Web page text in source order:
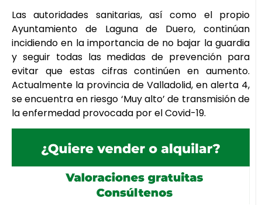
Las autoridades sanitarias, así como el propio
Ayuntamiento de Laguna de Duero, continúan
incidiendo en la importancia de no bajar la guardia
y seguir todas las medidas de prevención para
evitar que estas cifras continúen en aumento.
Actualmente la provincia de Valladolid, en alerta 4,
se encuentra en riesgo ‘Muy alto’ de transmisión de
la enfermedad provocada por el Covid-19.